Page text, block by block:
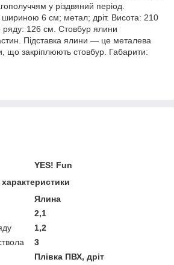
у різдвяний період.
шириною 6 см; метал; дріт. Висота: 210
ряду: 126 см. Стовбур ялини
Підставка ялини — це металева
що закріплюють стовбур. Габарити:
YES! Fun
Ялина
2,1
1,2
3
Плівка ПВХ, дріт